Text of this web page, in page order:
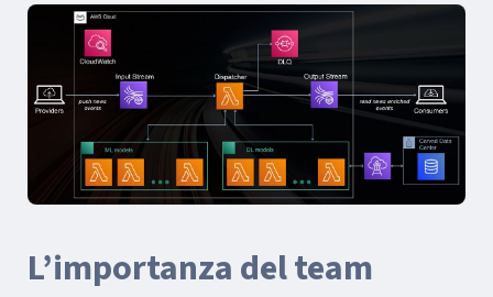
L’importanza del team